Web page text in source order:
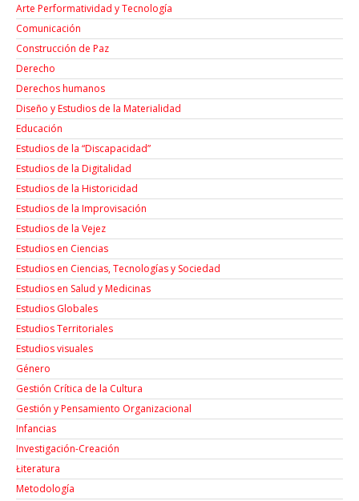
Arte Performatividad y Tecnología
Comunicación
Construcción de Paz
Derecho
Derechos humanos
Diseño y Estudios de la Materialidad
Educación
Estudios de la “Discapacidad”
Estudios de la Digitalidad
Estudios de la Historicidad
Estudios de la Improvisación
Estudios de la Vejez
Estudios en Ciencias
Estudios en Ciencias, Tecnologías y Sociedad
Estudios en Salud y Medicinas
Estudios Globales
Estudios Territoriales
Estudios visuales
Género
Gestión Crítica de la Cultura
Gestión y Pensamiento Organizacional
Infancias
Investigación-Creación
Łiteratura
Metodología